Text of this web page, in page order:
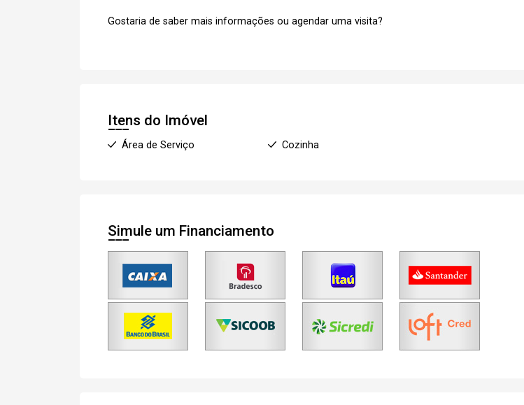
Gostaria de saber mais informações ou agendar uma visita?
Itens do Imóvel
Área de Serviço Cozinha
Simule um Financiamento